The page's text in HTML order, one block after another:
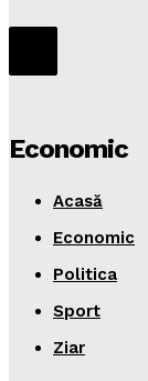
Economic
Acasă
Economic
Politica
Sport
Ziar